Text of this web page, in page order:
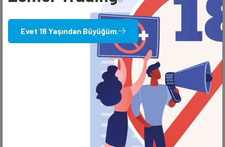
Evet 18 Yaşından Büyüğüm.